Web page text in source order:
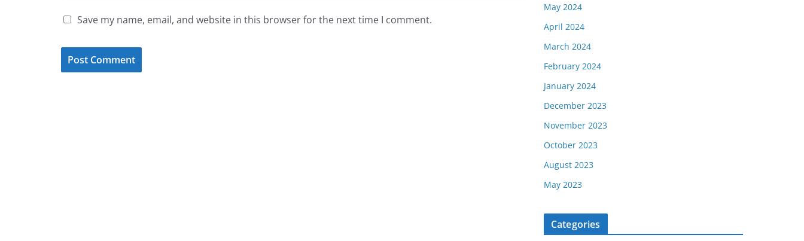
Save my name, email, and website in this browser for the next time I comment.
May 2024
April 2024
March 2024
February 2024
January 2024
December 2023
November 2023
October 2023
August 2023
May 2023
Categories